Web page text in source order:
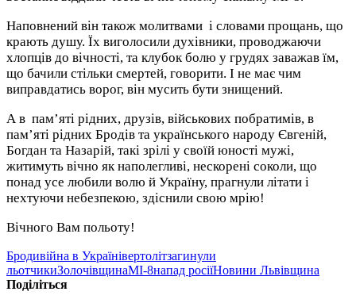
Наповнений він також молитвами і словами прощань, що
крають душу. Їх виголосили духівники, проводжаючи
хлопців до вічності, та клубок болю у грудях заважав їм,
що бачили стільки смертей, говорити. І не має чим
виправдатись ворог, він мусить бути знищений.
А в пам’яті рідних, друзів, військових побратимів, в
пам’яті рідних Бродів та українського народу Євгеній,
Богдан та Назарій, такі зрілі у своїй юності мужі,
житимуть вічно як наполегливі, нескорені соколи, що
понад усе любили волю й Україну, прагнули літати і
нехтуючи небезпекою, здіснили свою мрію!
Вічного Вам польоту!
Бродивійна в Українівертолітзагинули
льотчикиЗолочівщинаМІ-8напад росіїНовини Львівщина
Поділіться